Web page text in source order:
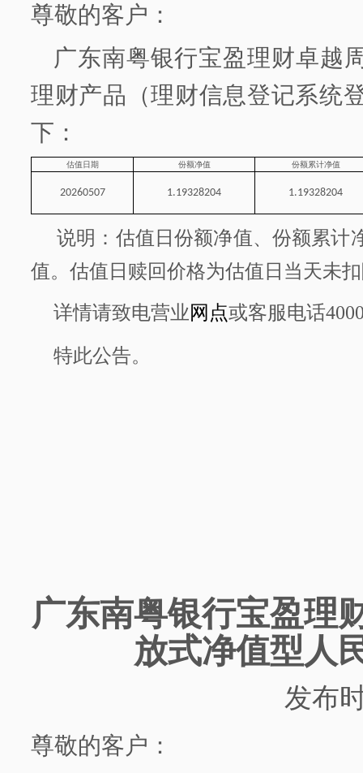
尊敬的客户：
广东南粤银行宝盈理财卓越
理财产品 （理财信息登记系统
下：
估值日期 份额净值 份额累计净值
20260507 1.19328204 1.19328204
说明：估值日份额净值、 份额累计
值。估值日赎回价格为估值日当天未
详情请致电营业网点或客服电话
特此公告。
广东南粤银行宝盈理
放式净值型人
发布
尊敬的客户：